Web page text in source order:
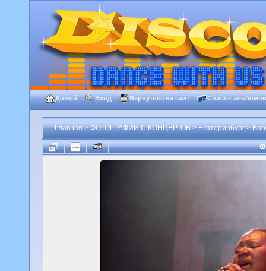
Домой Вход Вернуться на сайт Список альбомов
Главная>ФОТОГРАФИИ С КОНЦЕРТОВ>Екатеринбург>